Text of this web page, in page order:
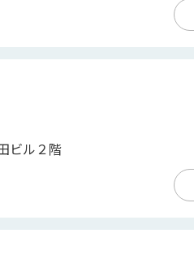
ビル２階